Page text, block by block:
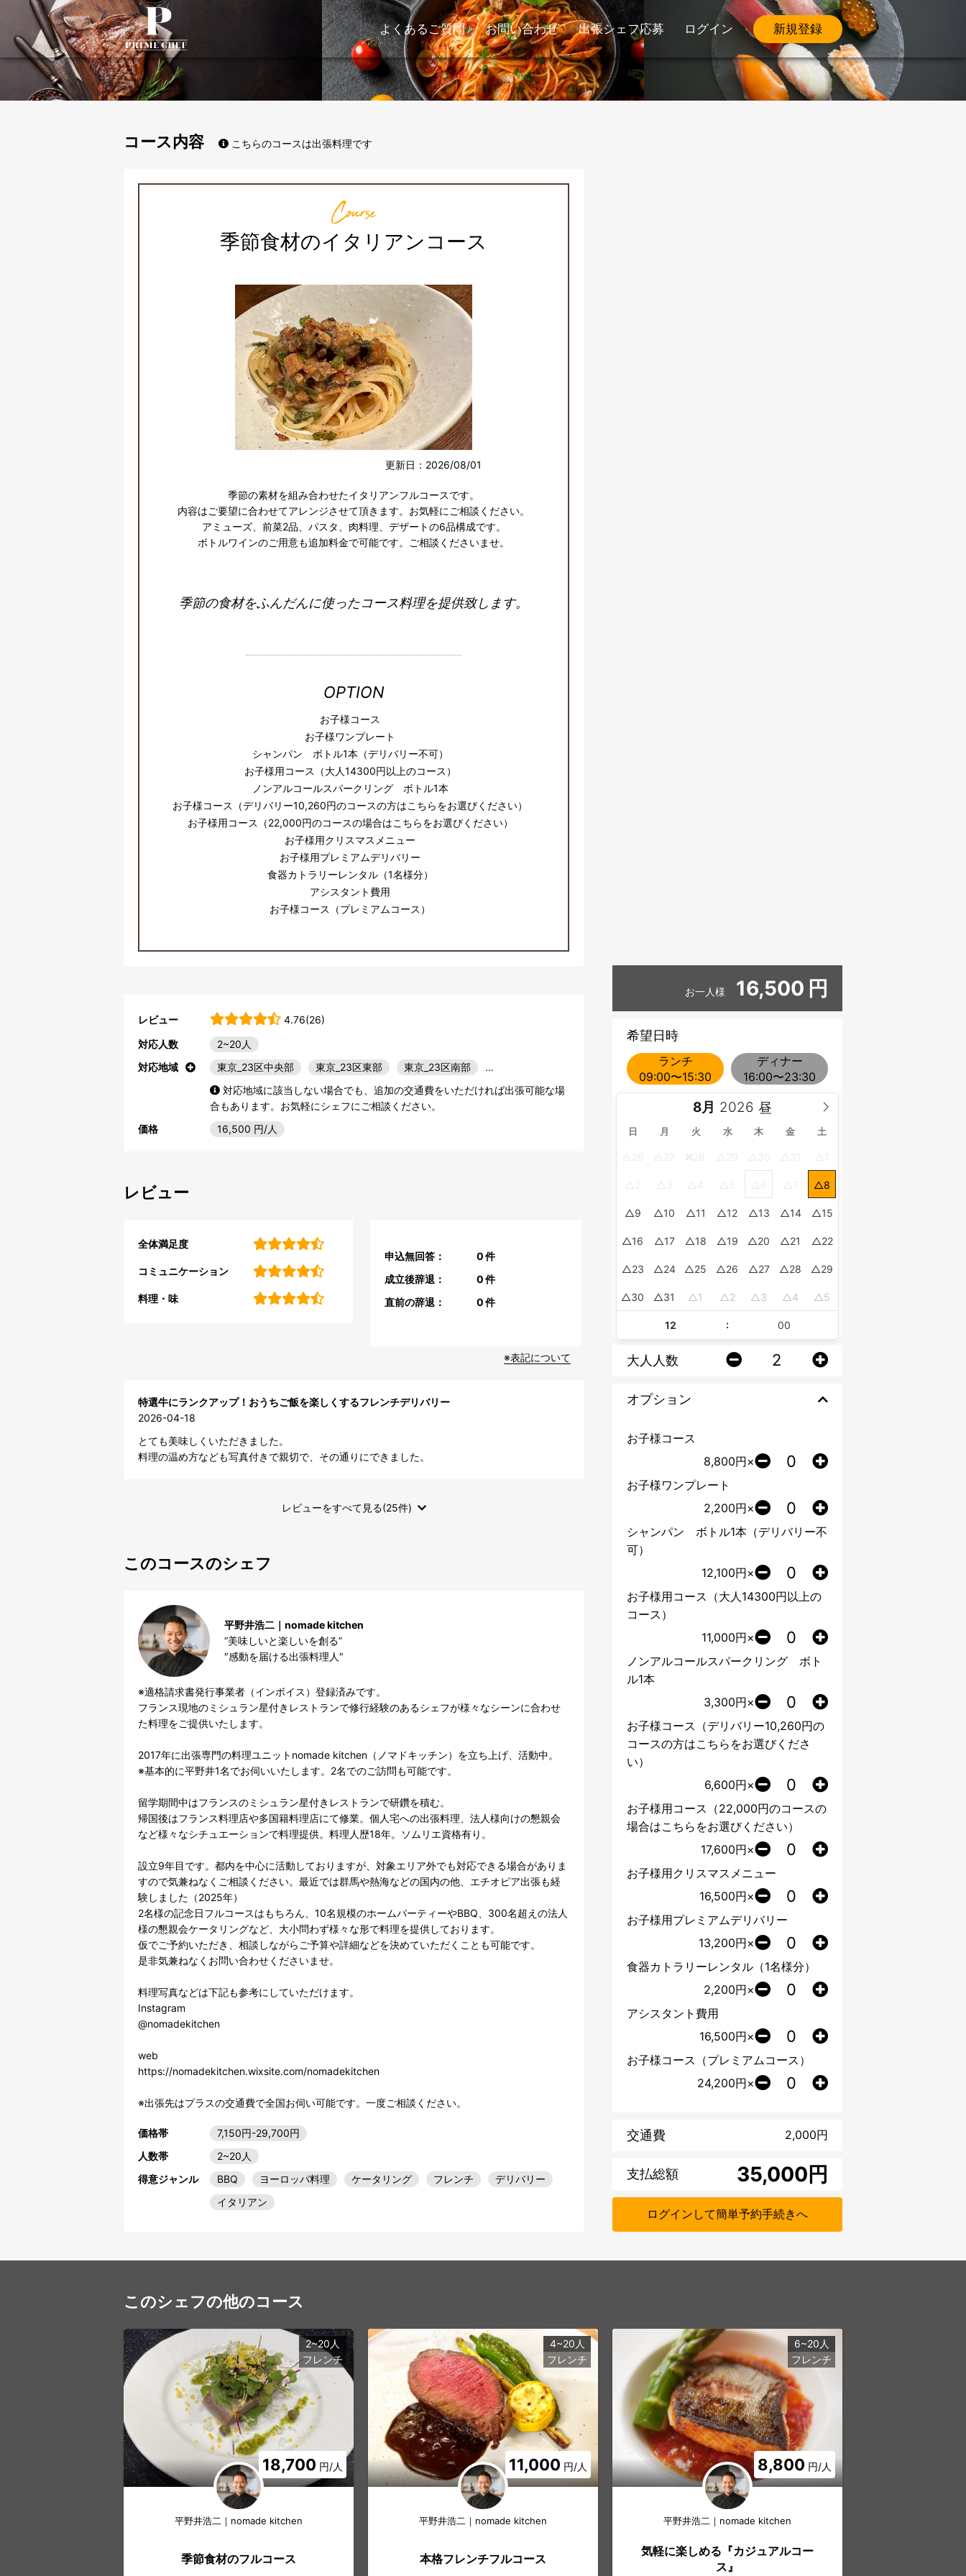
よくあるご質問 お問い合わせ 出張シェフ応募 ログイン 新規登録
コース内容 こちらのコースは出張料理です
Course
季節食材のイタリアンコース
更新日：2026/08/01
季節の素材を組み合わせたイタリアンフルコースです。
内容はご要望に合わせてアレンジさせて頂きます。お気軽にご相談ください。
アミューズ、前菜2品、パスタ、肉料理、デザートの6品構成です。
ボトルワインのご用意も追加料金で可能です。ご相談くださいませ。
季節の食材をふんだんに使ったコース料理を提供致します。
OPTION
お子様コース
お子様ワンプレート
シャンパン ボトル1本（デリバリー不可）
お子様用コース（大人14300円以上のコース）
ノンアルコールスパークリング ボトル1本
お子様コース（デリバリー10,260円のコースの方はこちらをお選びください）
お子様用コース（22,000円のコースの場合はこちらをお選びください）
お子様用クリスマスメニュー
お子様用プレミアムデリバリー
食器カトラリーレンタル（1名様分）
アシスタント費用
お子様コース（プレミアムコース）
レビュー
4.76(26)
対応人数
2~20人
対応地域
東京_23区中央部 東京_23区東部 東京_23区南部
…
対応地域に該当しない場合でも、追加の交通費をいただければ出張可能な場
合もあります。お気軽にシェフにご相談ください。
価格
16,500 円/人
レビュー
全体満足度
コミュニケーション
料理・味
申込無回答： 0件
成立後辞退：
0件
直前の辞退：
0件
※表記について
特選牛にランクアップ！おうちご飯を楽しくするフレンチデリバリー
2026-04-18
とても美味しくいただきました。
料理の温め方なども写真付きで親切で、その通りにできました。
レビューをすべて見る(25件)
このコースのシェフ
平野井浩二｜nomade kitchen
“美味しいと楽しいを創る”
″感動を届ける出張料理人″
※適格請求書発行事業者（インボイス）登録済みです。
フランス現地のミシュラン星付きレストランで修行経験のあるシェフが様々なシーンに合わせ
た料理をご提供いたします。
2017年に出張専門の料理ユニットnomade kitchen（ノマドキッチン）を立ち上げ、活動中。
※基本的に平野井1名でお伺いいたします。2名でのご訪問も可能です。
留学期間中はフランスのミシュラン星付きレストランで研鑽を積む。
帰国後はフランス料理店や多国籍料理店にて修業。個人宅への出張料理、法人様向けの懇親会
など様々なシチュエーションで料理提供。料理人歴18年。ソムリエ資格有り。
設立9年目です。都内を中心に活動しておりますが、対象エリア外でも対応できる場合がありま
すので気兼ねなくご相談ください。最近では群馬や熱海などの国内の他、エチオピア出張も経
験しました（2025年）
2名様の記念日フルコースはもちろん、10名規模のホームパーティーやBBQ、300名超えの法人
様の懇親会ケータリングなど、大小問わず様々な形で料理を提供しております。
仮でご予約いただき、相談しながらご予算や詳細などを決めていただくことも可能です。
是非気兼ねなくお問い合わせくださいませ。
料理写真などは下記も参考にしていただけます。
Instagram
@nomadekitchen
web
https://nomadekitchen.wixsite.com/nomadekitchen
※出張先はプラスの交通費で全国お伺い可能です。一度ご相談ください。
価格帯
7,150円-29,700円
人数帯
2~20人
得意ジャンル
BBQ ヨーロッパ料理 ケータリング フレンチ
デリバリー
イタリアン
お一人様 16,500 円
希望日時
ランチ
09:00〜15:30
ディナー
16:00〜23:30
8月
日 月 火 水 木 金 土
8
9 10 11 12 13 14 15
16 17 18 19 20 21 22
23 24 25 26 27 28 29
30 31 1 2 3 4 5
:
大人人数
オプション
お子様コース
8,800円×
お子様ワンプレート
2,200円×
シャンパン ボトル1本（デリバリー不
可）
12,100円×
お子様用コース（大人14300円以上の
コース）
11,000円×
ノンアルコールスパークリング ボト
ル1本
3,300円×
お子様コース（デリバリー10,260円の
コースの方はこちらをお選びくださ
い）
6,600円×
お子様用コース（22,000円のコースの
場合はこちらをお選びください）
17,600円×
お子様用クリスマスメニュー
16,500円×
お子様用プレミアムデリバリー
13,200円×
食器カトラリーレンタル（1名様分）
2,200円×
アシスタント費用
16,500円×
お子様コース（プレミアムコース）
24,200円×
交通費 2,000円
支払総額 円
ログインして簡単予約手続きへ
このシェフの他のコース
18,700 円/人
2~20人
フレンチ
平野井浩二｜nomade kitchen
季節食材のフルコース
11,000 円/人
4~20人
フレンチ
平野井浩二｜nomade kitchen
本格フレンチフルコース
8,800 円/人
6~20人
フレンチ
平野井浩二｜nomade kitchen
気軽に楽しめる『カジュアルコー
ス』